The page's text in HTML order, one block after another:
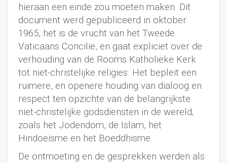
hieraan een einde zou moeten maken. Dit
document werd gepubliceerd in oktober
1965, het is de vrucht van het Tweede
Vaticaans Concilie, en gaat expliciet over de
verhouding van de Rooms Katholieke Kerk
tot niet-christelijke religies. Het bepleit een
ruimere, en openere houding van dialoog en
respect ten opzichte van de belangrijkste
niet-christelijke godsdiensten in de wereld;
zoals het Jodendom, de Islam, het
Hindoeïsme en het Boeddhisme.
De ontmoeting en de gesprekken werden als